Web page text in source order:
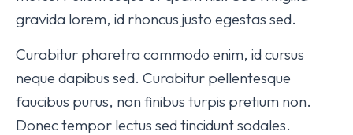
gravida lorem, id rhoncus justo egestas sed.
Curabitur pharetra commodo enim, id cursus
neque dapibus sed. Curabitur pellentesque
faucibus purus, non finibus turpis pretium non.
Donec tempor lectus sed tincidunt sodales.